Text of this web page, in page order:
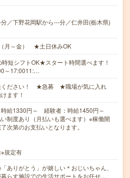
／下野花岡駅から---分／仁井田(栃木県)
月～金） ★土日休みOK
短シフトOK★スタート時間選べます！
～17:0011:…
ください！ ★急募 ★職場が気に入れ
ます！
時給1330円～ 経験者：時給1450円～
制度あり（月払いも選べます）※稼働開
次第のお支払いとなります。
規定有
ありがとう」が嬉しい＊おじいちゃん、
らす施設での生活サポートをお任せ…